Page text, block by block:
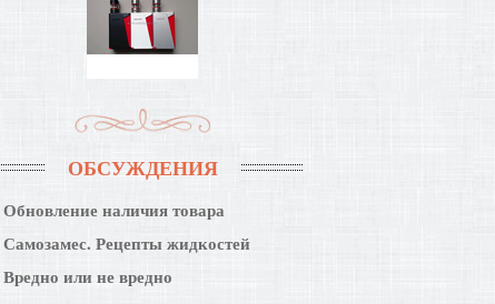
ОБСУЖДЕНИЯ
Обновление наличия товара
Самозамес. Рецепты жидкостей
Вредно или не вредно